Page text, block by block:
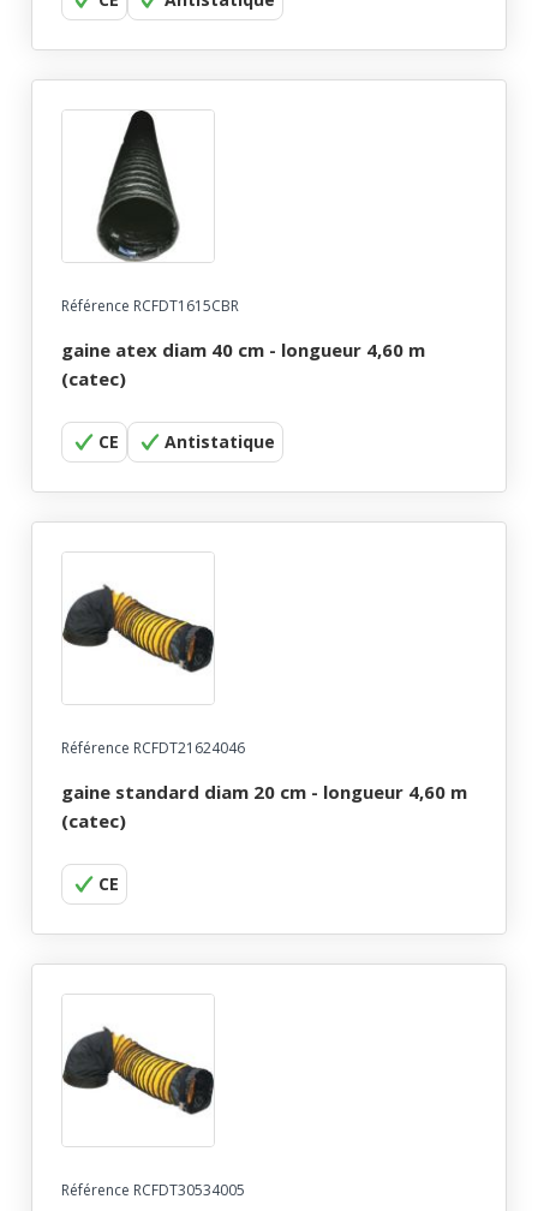
Référence RCFDT1615CBR
gaine atex diam 40 cm - longueur 4,60 m
(catec)
CE Antistatique
Référence RCFDT21624046
gaine standard diam 20 cm - longueur 4,60 m
(catec)
CE
Référence RCFDT30534005